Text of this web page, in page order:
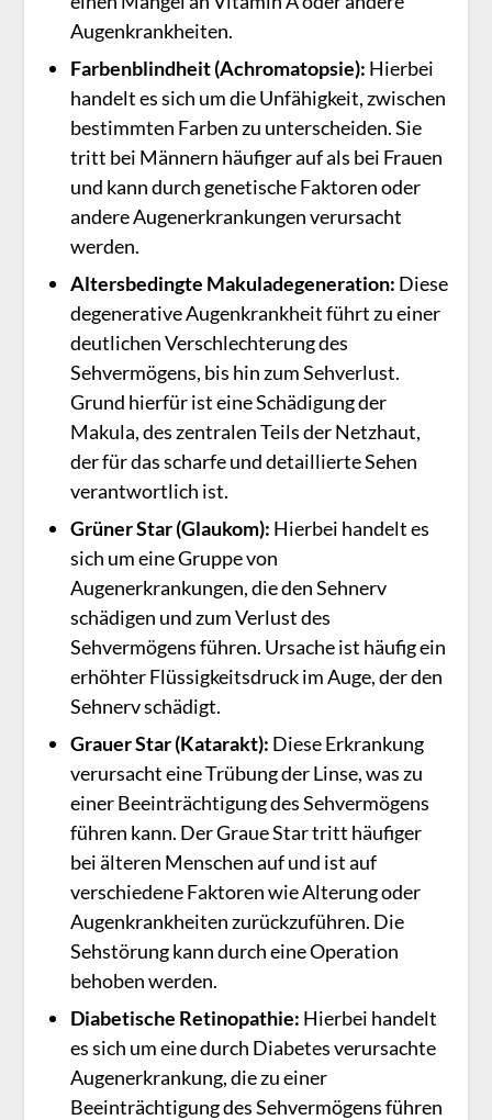
Augenkrankheiten.
Farbenblindheit(Achromatopsie): Hierbei
handelt es sich um die Unfähigkeit, zwischen
bestimmten Farben zu unterscheiden. Sie
tritt bei Männern häufiger auf als bei Frauen
und kann durch genetische Faktoren oder
andere Augenerkrankungen verursacht
werden.
Altersbedingte Makuladegeneration: Diese
degenerative Augenkrankheit führt zu einer
deutlichen Verschlechterung des
Sehvermögens, bis hin zum Sehverlust.
Grund hierfür ist eine Schädigung der
Makula, des zentralen Teils der Netzhaut,
der für das scharfe und detaillierte Sehen
verantwortlich ist.
Grüner Star (Glaukom): Hierbei handelt es
sich um eine Gruppe von
Augenerkrankungen, die den Sehnerv
schädigen und zum Verlust des
Sehvermögens führen. Ursache ist häufig ein
erhöhter Flüssigkeitsdruck im Auge, der den
Sehnerv schädigt.
Grauer Star (Katarakt): Diese Erkrankung
verursacht eine Trübung der Linse, was zu
einer Beeinträchtigung des Sehvermögens
führen kann. Der Graue Star tritt häufiger
bei älteren Menschen auf und ist auf
verschiedene Faktoren wie Alterung oder
Augenkrankheiten zurückzuführen. Die
Sehstörung kann durch eine Operation
behoben werden.
Diabetische Retinopathie: Hierbei handelt
es sich um eine durch Diabetes verursachte
Augenerkrankung, die zu einer
Beeinträchtigung des Sehvermögens führen